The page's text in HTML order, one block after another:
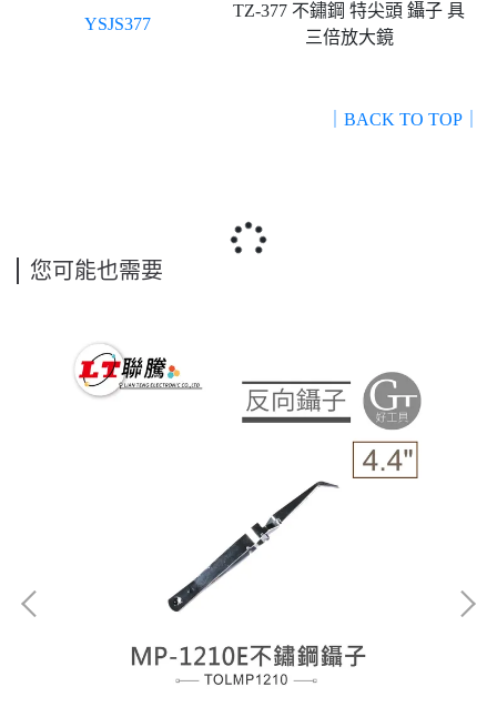
YSJS377
TZ-377 不鏽鋼 特尖頭 鑷子 具
三倍放大鏡
｜BACK TO TOP｜
您可能也需要